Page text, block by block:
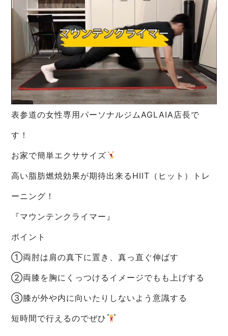
表参道の女性専用パーソナルジムAGLAIA店長で
す！
お家で簡単エクササイズ
高い脂肪燃焼効果が期待出来るHIIT（ヒット）トレ
ーニング！
『マウンテンクライマー』
ポイント
➀両肘は肩の真下に置き、真っ直ぐ伸ばす
➁両膝を胸にくっつけるイメージでもも上げする
➂膝が外や内に向いたりしないよう意識する
短時間で行えるのでぜひ